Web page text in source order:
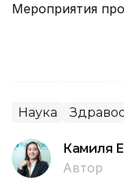
Мероприятия
Наука
Камиля
Автор